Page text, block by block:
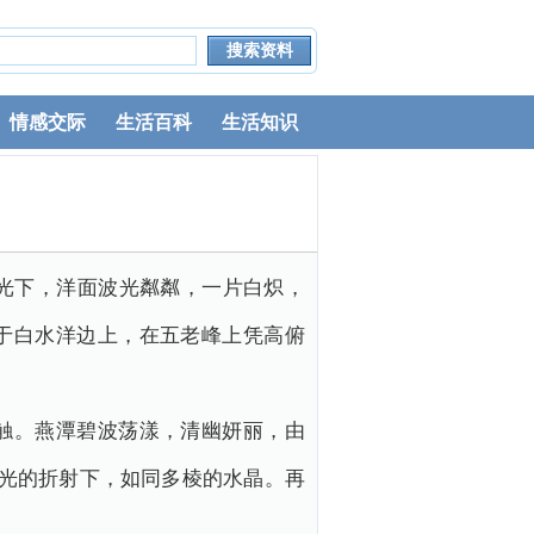
情感交际 生活百科 生活知识
，洋面波光粼粼，一片白炽，
白水洋边上，在五老峰上凭高俯
。燕潭碧波荡漾，清幽妍丽，由
的折射下，如同多棱的水晶。再